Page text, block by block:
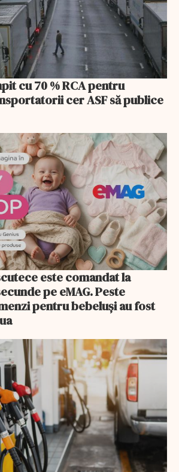
cu 70 % RCA pentru
cer ASF să publice
este comandat la
pe eMAG. Peste
pentru bebeluși au fost